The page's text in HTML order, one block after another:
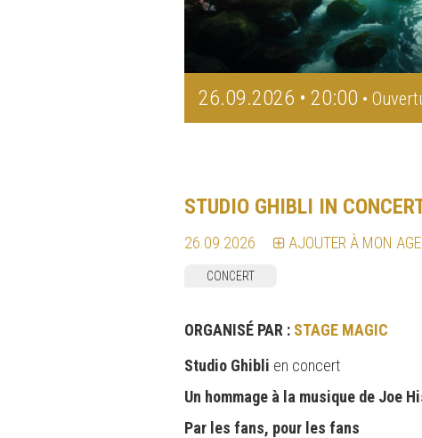
26.09.2026 • 20:00 •
STUDIO GHIBLI IN
26.09.2026 AJOUTER À MON
CONCERT
ORGANISÉ PAR : STAGE MAGIC
Studio Ghibli en concert
Un hommage à la musique de Joe
Par les fans, pour les fans